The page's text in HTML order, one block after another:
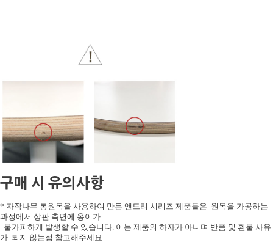
구매 시 유의사항
* 자작나무 통원목을 사용하여 만든 앤드리 시리즈 제품들은 원목을 가공하는
과정에서 상판 측면에 옹이가
불가피하게 발생할 수 있습니다. 이는 제품의 하자가 아니며 반품 및 환불 사유
가 되지 않는점 참고해주세요.